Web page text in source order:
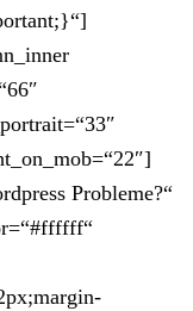
Probleme?“